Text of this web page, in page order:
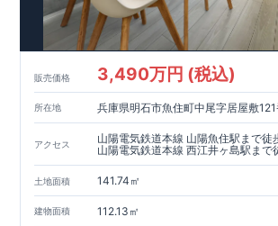
販売価格 3,490万円 (税込)
所在地 兵庫県明石市魚住町中尾字居屋敷
アクセス
山陽電気鉄道本線 山陽魚住駅まで徒
山陽電気鉄道本線 西江井ヶ島駅まで
土地面積 141.74㎡
建物面積 112.13㎡